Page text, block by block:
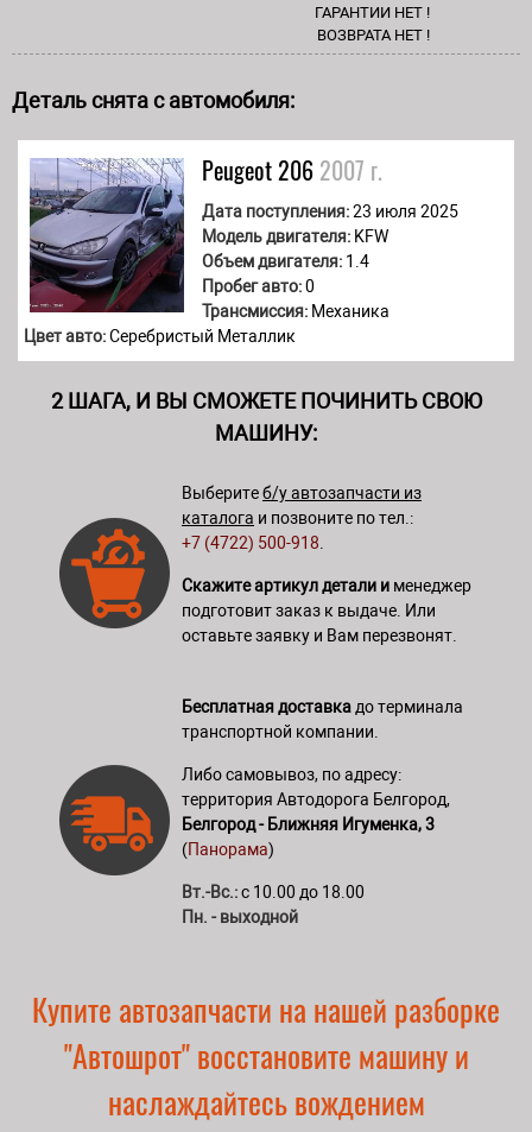
ГАРАНТИИ НЕТ !
ВОЗВРАТА НЕТ !
Деталь снята с автомобиля:
Peugeot206 2007 г.
Дата поступления:23 июля 2025
Модель двигателя: KFW
Объем двигателя: 1.4
Пробег авто:0
Трансмиссия: Механика
Цвет авто:Серебристый Металлик
2 ШАГА, И ВЫ СМОЖЕТЕ ПОЧИНИТЬ СВОЮ
МАШИНУ:
Выберитеб/у автозапчасти из
каталога и позвоните по тел.:
+7 (4722) 500-918
Скажите артикул детали и менеджер
подготовит заказ к выдаче. Или
оставьте заявку и Вам перезвонят.
Бесплатная доставка до терминала
транспортной компании.
Либо самовывоз, по адресу:
территория Автодорога Белгород,
Белгород - Ближняя Игуменка, 3
(Панорама)
Вт.-Вс.:с 10.00 до 18.00
Пн. - выходной
Купите автозапчасти на нашей разборке
"Автошрот" восстановите машину и
наслаждайтесь вождением